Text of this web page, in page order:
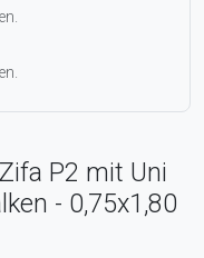
P2 mit Uni
- 0,75x1,80